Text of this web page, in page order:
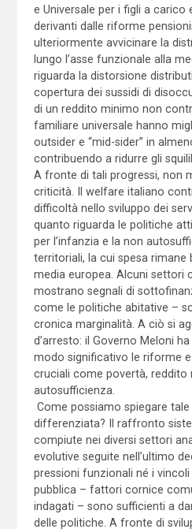
e Universale per i figli a carico
derivanti dalle riforme
ulteriormente avvicinare la
lungo l’asse funzionale alla
riguarda la distorsione
copertura dei sussidi di
di un reddito minimo non
familiare universale hanno
outsider e “mid-sider” in
contribuendo a ridurre gli
A fronte di tali progressi, non
criticità. Il welfare italiano
difficoltà nello sviluppo dei
quanto riguarda le politiche
per l’infanzia e la non
territoriali, la cui spesa rimane
media europea. Alcuni settori
mostrano segnali di
come le politiche abitative –
cronica marginalità. A ciò si
d’arresto: il Governo Meloni
modo significativo le riforme
cruciali come povertà, reddito
autosufficienza.
Come possiamo spiegare
differenziata? Il raffronto
compiute nei diversi settori
evolutive seguite nell’ultimo
pressioni funzionali né i
pubblica – fattori cornice
indagati – sono sufficienti a
delle politiche. A fronte di